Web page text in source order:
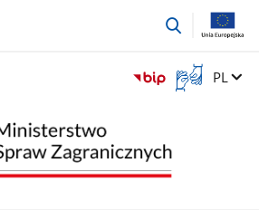
przejdź
Otwórz
okno
Zmień
PL